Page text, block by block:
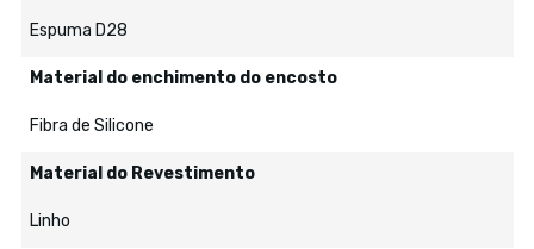
Espuma D28
Material do enchimento do encosto
Fibra de Silicone
Material do Revestimento
Linho